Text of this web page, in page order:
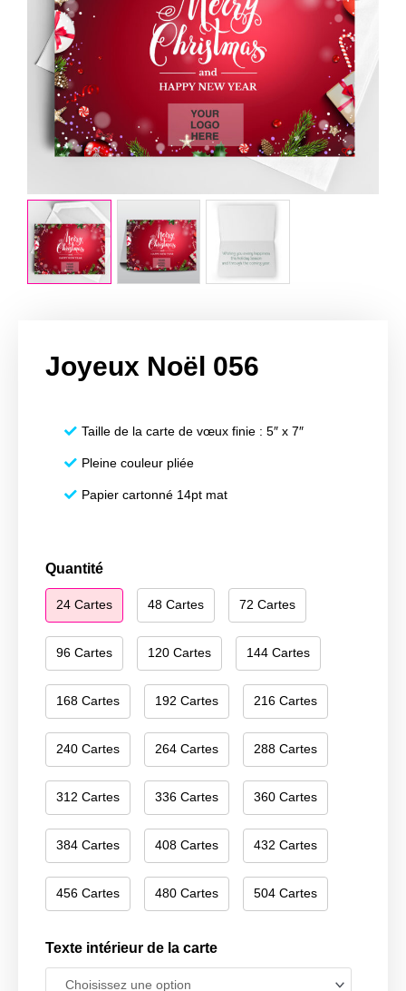
Joyeux Noël 056
Taille de la carte de vœux finie : 5″ x 7″
Pleine couleur pliée
Papier cartonné 14pt mat
Quantité
24 Cartes 48 Cartes 72 Cartes
96 Cartes 120 Cartes 144 Cartes
168 Cartes 192 Cartes 216 Cartes
240 Cartes 264 Cartes 288 Cartes
312 Cartes 336 Cartes 360 Cartes
384 Cartes 408 Cartes 432 Cartes
456 Cartes 480 Cartes 504 Cartes
Texte intérieur de la carte
quantité
de
Merry
056